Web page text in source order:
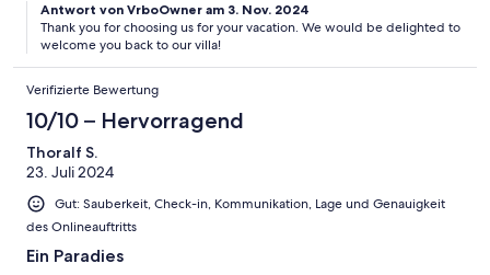
Antwort von VrboOwner am 3. Nov. 2024
Thank you for choosing us for your vacation. We would be delighted to
welcome you back to our villa!
Verifizierte Bewertung
10/10 – Hervorragend
Thoralf S.
23. Juli 2024
Gut: Sauberkeit, Check-in, Kommunikation, Lage und Genauigkeit
des Onlineauftritts
Ein Paradies